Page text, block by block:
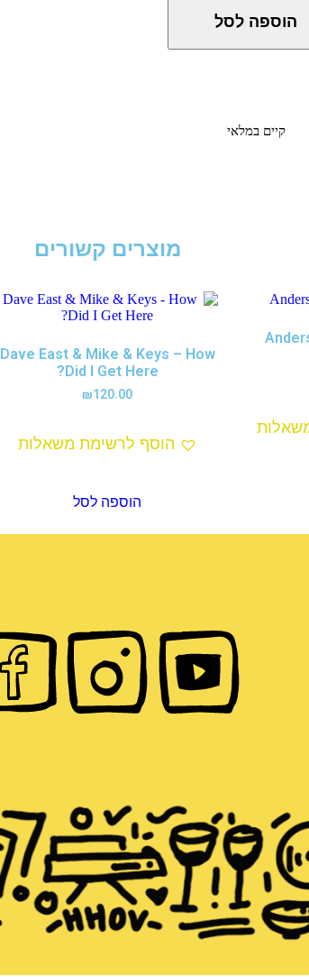
הוספה לסל
קיים במלאי
מוצרים קשורים
Dave East & Mike & Keys – How
Did I Get Here?
₪120.00
הוסף לרשימת משאלות
הוספה לסל